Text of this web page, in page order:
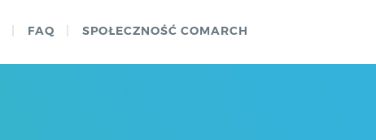
FAQ SPOŁECZNOŚĆ COMARCH